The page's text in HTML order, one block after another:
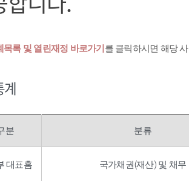
목록 및 열린재정 바로가기 를 클릭하시면 해당
계
분 분류
대표홈 국가채권(재산) 및 채무